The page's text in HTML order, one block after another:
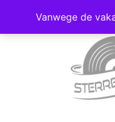
Vanwege de